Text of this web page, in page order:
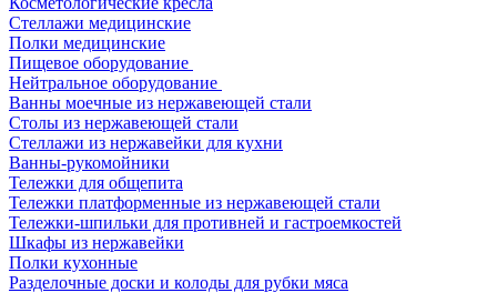
Стеллажи медицинские
Полки медицинские
Пищевое оборудование
Нейтральное оборудование
Ванны моечные из нержавеющей стали
Столы из нержавеющей стали
Стеллажи из нержавейки для кухни
Ванны-рукомойники
Тележки для общепита
Тележки платформенные из нержавеющей стали
Тележки-шпильки для противней и гастроемкостей
Шкафы из нержавейки
Полки кухонные
Разделочные доски и колоды для рубки мяса